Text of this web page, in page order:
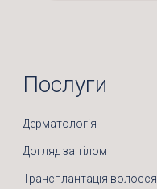
Послуги
Дерматологія
Догляд за тілом
Трансплантація волосся